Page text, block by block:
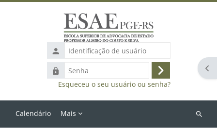
Identificação
de
usuário
Senha
Acessar
Esqueceu o seu usuário ou senha?
Calendário Mais
Buscar